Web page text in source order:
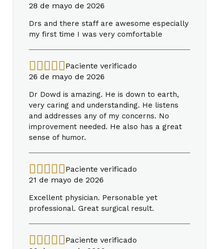
28 de mayo de 2026
Drs and there staff are awesome especially
my first time I was very comfortable
Paciente verificado
26 de mayo de 2026
Dr Dowd is amazing. He is down to earth,
very caring and understanding. He listens
and addresses any of my concerns. No
improvement needed. He also has a great
sense of humor.
Paciente verificado
21 de mayo de 2026
Excellent physician. Personable yet
professional. Great surgical result.
Paciente verificado